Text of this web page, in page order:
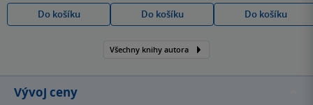
Do košíku
Do košíku
Do košíku
Všechny knihy autora
Vývoj ceny